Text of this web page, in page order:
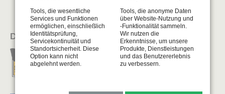
Diana's AFC Website
Tools, die wesentliche
Services und Funktionen
ermöglichen, einschließlich
Identitätsprüfung,
Servicekontinuität und
Standortsicherheit. Diese
Option kann nicht
abgelehnt werden.
Tools, die anonyme Daten
über Website-Nutzung und
-Funktionalität sammeln.
Wir nutzen die
Erkenntnisse, um unsere
Produkte, Dienstleistungen
und das Benutzererlebnis
zu verbessern.